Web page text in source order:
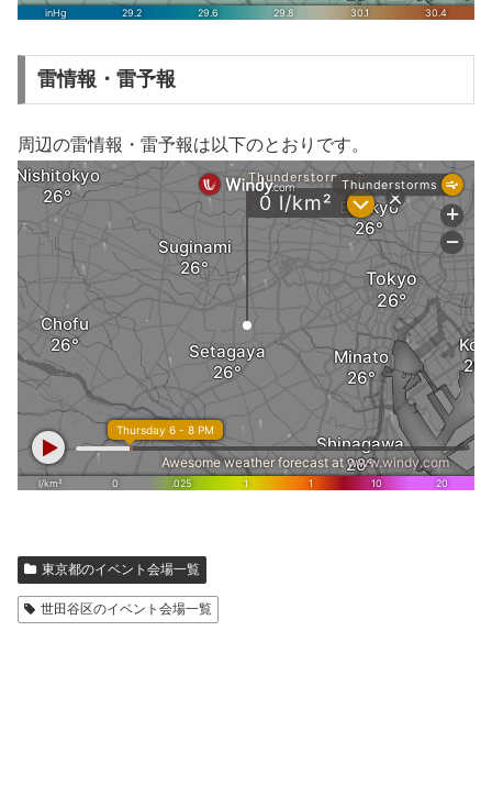
雷情報・雷予報
周辺の雷情報・雷予報は以下のとおりです。
東京都のイベント会場一覧
世田谷区のイベント会場一覧